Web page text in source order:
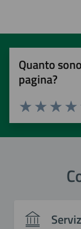
Quanto
pagina?
Valuta
Valuta 2
Valuta 1 stelle